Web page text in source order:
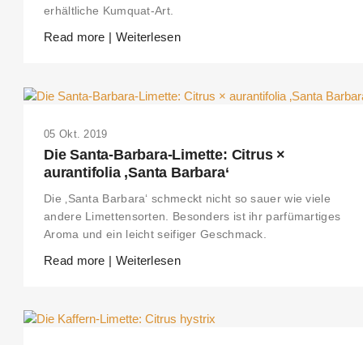
erhältliche Kumquat-Art.
Read more | Weiterlesen
05 Okt. 2019
Die Santa-Barbara-Limette: Citrus ×
aurantifolia ‚Santa Barbara‘
Die ‚Santa Barbara‘ schmeckt nicht so sauer wie viele
andere Limettensorten. Besonders ist ihr parfümartiges
Aroma und ein leicht seifiger Geschmack.
Read more | Weiterlesen